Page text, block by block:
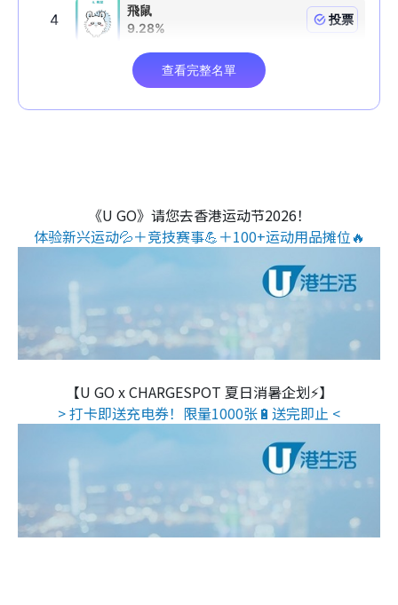
《U GO》请您去香港运动节2026！
体验新兴运动💦＋竞技赛事💪＋100+运动用品摊位🔥
【U GO x CHARGESPOT 夏日消暑企划⚡】
> 打卡即送充电券！限量1000张🔋送完即止 <